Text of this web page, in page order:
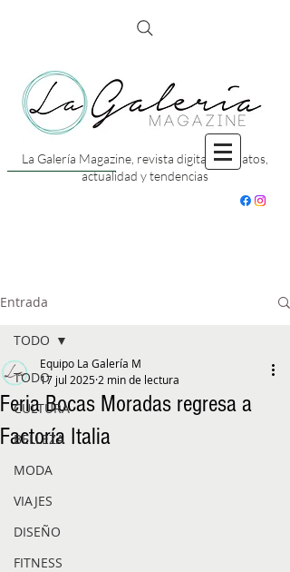
La Galería Magazine, revista digital con datos,
actualidad y tendencias
Entrada
TODO
CULTURA
BELLEZA
MODA
VIAJES
DISEÑO
FITNESS
TODO
Feria Bocas Moradas regresa a
Factoría Italia
Equipo La Galería M
17 jul 2025 2 min de lectura